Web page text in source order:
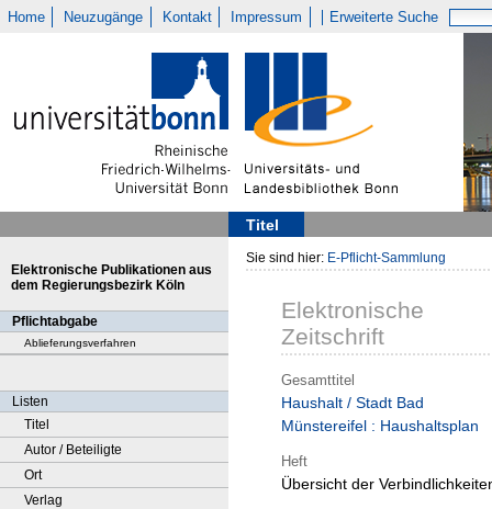
Home Neuzugänge Kontakt Impressum Erweiterte Suche
Titel
Elektronische Publikationen aus
dem Regierungsbezirk Köln
Pflichtabgabe
Ablieferungsverfahren
Listen
Titel
Autor / Beteiligte
Ort
Verlag
Sie sind hier: E-Pflicht-Sammlung
Elektronische
Zeitschrift
Gesamttitel
Haushalt / Stadt Bad
Münstereifel : Haushaltsplan
Heft
Übersicht der